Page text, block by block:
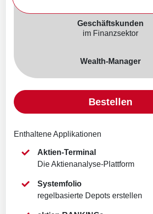
Geschäftskunden
im Finanzsektor
Wealth-Manager
Bestellen
Enthaltene Applikationen
Aktien-Terminal
Die Aktienanalyse-Plattform
Systemfolio
regelbasierte Depots erstellen